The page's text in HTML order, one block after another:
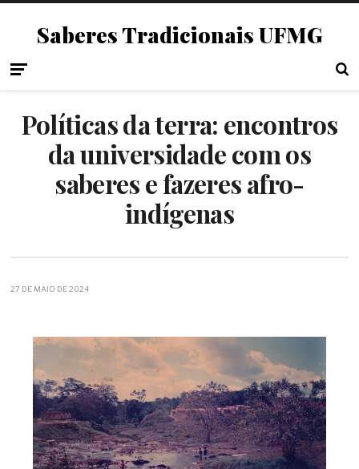
Saberes Tradicionais UFMG
Políticas da terra: encontros
da universidade com os
saberes e fazeres afro-
indígenas
27 DE MAIO DE 2024